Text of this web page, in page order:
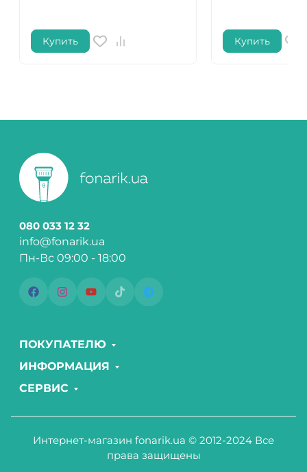
Купить Купить
080 033 12 32
info@fonarik.ua
Пн-Вс 09:00 - 18:00
ПОКУПАТЕЛЮ
ИНФОРМАЦИЯ
СЕРВИС
Интернет-магазин fonarik.ua © 2012-2024 Все
права защищены